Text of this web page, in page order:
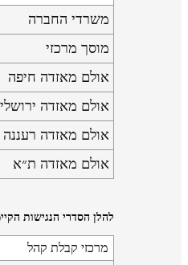
משרדי החברה
מוסך מרכזי
אולם מאזדה חיפה
אולם מאזדה
אולם מאזדה רעננה
אולם מאזדה ת״א
להלן הסדרי הנגישות
מרכזי קבלת קהל